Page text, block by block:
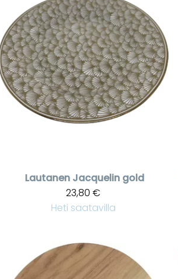
Lautanen Jacquelin gold
23,80 €
Heti saatavilla